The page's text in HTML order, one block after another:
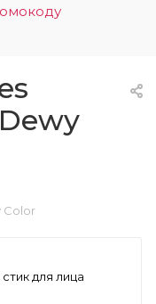
0
Color
для лица